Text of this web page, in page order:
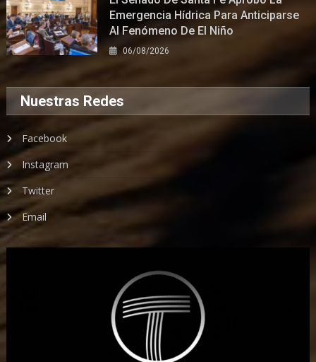
Emergencia Hídrica Para Anticiparse
Al Fenómeno De El Niño
06/08/2026
Nuestras Redes
Facebook
Instagram
Twitter
Email